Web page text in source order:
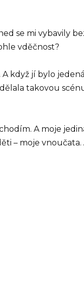
se mi vybavily
vděčnost?
A když jí bylo
takovou
A moje
– moje